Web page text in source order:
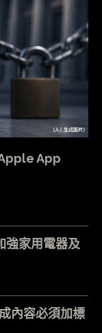
App
家用電器及
內容必須加標